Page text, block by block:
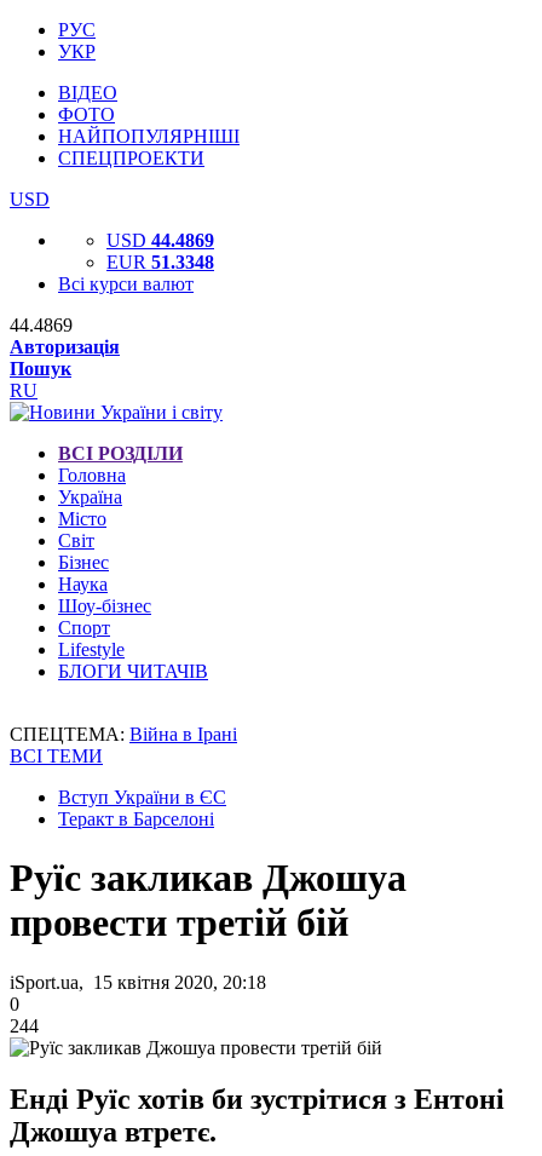
РУС
УКР
ВІДЕО
ФОТО
НАЙПОПУЛЯРНІШІ
СПЕЦПРОЕКТИ
USD
USD 44.4869
EUR 51.3348
Всі курси валют
44.4869
Авторизація
Пошук
RU
ВСІ РОЗДІЛИ
Головна
Україна
Місто
Світ
Бізнес
Наука
Шоу-бізнес
Спорт
Lifestyle
БЛОГИ ЧИТАЧІВ
СПЕЦТЕМА: Війна в Ірані
ВСІ ТЕМИ
Вступ України в ЄС
Теракт в Барселоні
Руїс закликав Джошуа
провести третій бій
iSport.ua, 15 квітня 2020, 20:18
0
244
Енді Руїс хотів би зустрітися з Ентоні
Джошуа втретє.